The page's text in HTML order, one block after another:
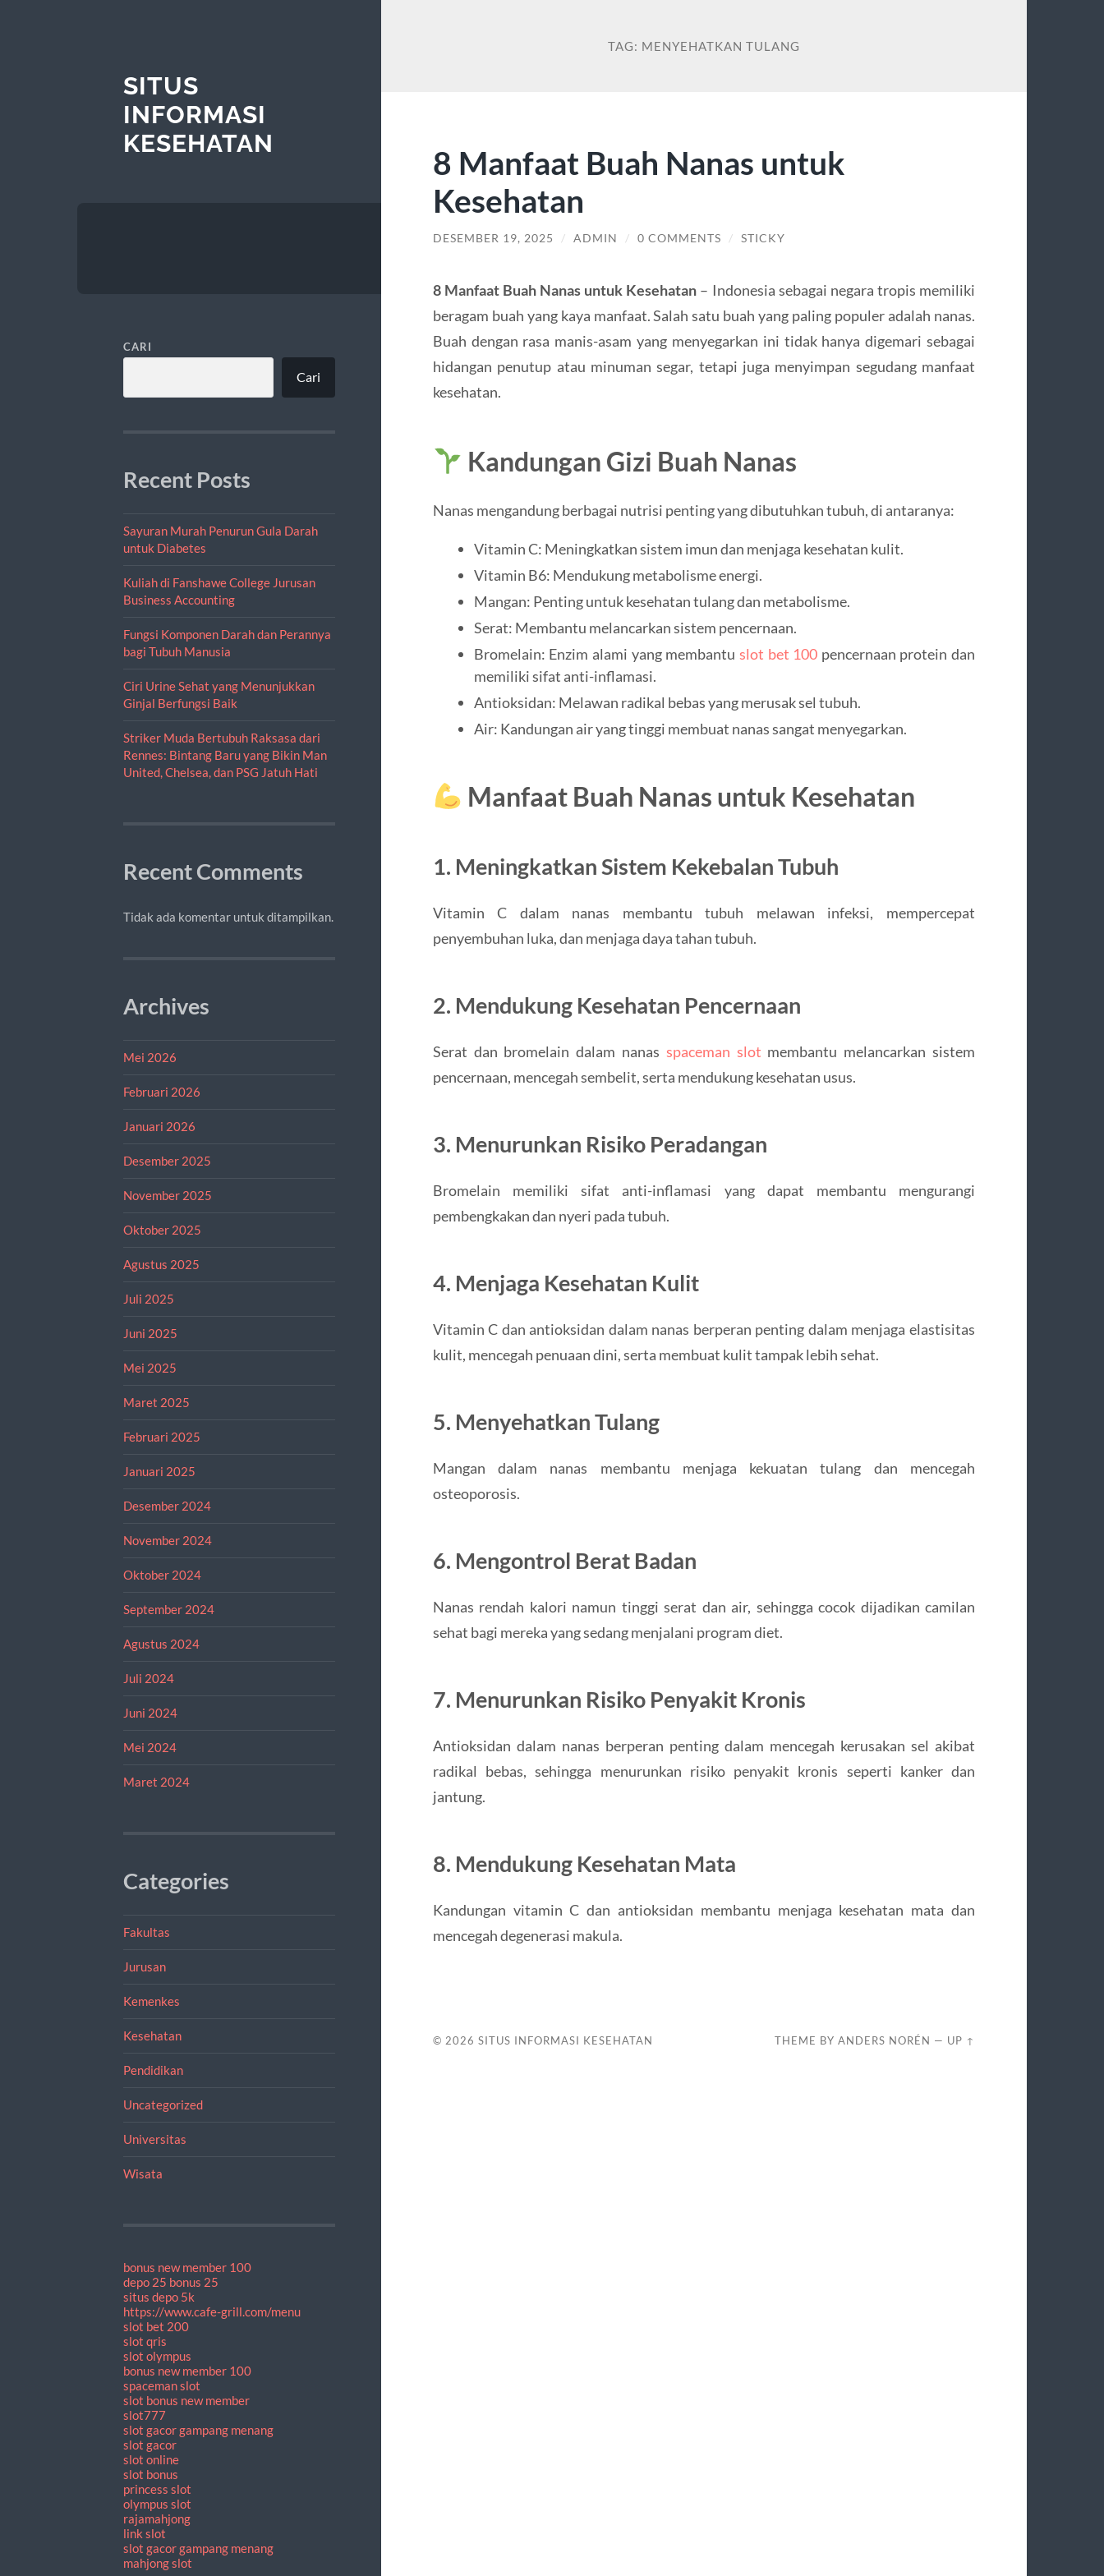
SITUS
INFORMASI
KESEHATAN
CARI
Cari
Recent Posts
Sayuran Murah Penurun Gula Darah
untuk Diabetes
Kuliah di Fanshawe College Jurusan
Business Accounting
Fungsi Komponen Darah dan Perannya
bagi Tubuh Manusia
Ciri Urine Sehat yang Menunjukkan
Ginjal Berfungsi Baik
Striker Muda Bertubuh Raksasa dari
Rennes: Bintang Baru yang Bikin Man
United, Chelsea, dan PSG Jatuh Hati
Recent Comments
Tidak ada komentar untuk ditampilkan.
Archives
Mei 2026
Februari 2026
Januari 2026
Desember 2025
November 2025
Oktober 2025
Agustus 2025
Juli 2025
Juni 2025
Mei 2025
Maret 2025
Februari 2025
Januari 2025
Desember 2024
November 2024
Oktober 2024
September 2024
Agustus 2024
Juli 2024
Juni 2024
Mei 2024
Maret 2024
Categories
Fakultas
Jurusan
Kemenkes
Kesehatan
Pendidikan
Uncategorized
Universitas
Wisata
bonus new member 100
depo 25 bonus 25
situs depo 5k
https://www.cafe-grill.com/menu
slot bet 200
slot qris
slot olympus
bonus new member 100
spaceman slot
slot bonus new member
slot777
slot gacor gampang menang
slot gacor
slot online
slot bonus
princess slot
olympus slot
rajamahjong
link slot
slot gacor gampang menang
mahjong slot
TAG: MENYEHATKAN TULANG
8 Manfaat Buah Nanas untuk
Kesehatan
DESEMBER 19, 2025 / ADMIN / 0 COMMENTS / STICKY
8 Manfaat Buah Nanas untuk Kesehatan – Indonesia sebagai negara tropis memiliki
beragam buah yang kaya manfaat. Salah satu buah yang paling populer adalah nanas.
Buah dengan rasa manis-asam yang menyegarkan ini tidak hanya digemari sebagai
hidangan penutup atau minuman segar, tetapi juga menyimpan segudang manfaat
kesehatan.
Kandungan Gizi Buah Nanas
Nanas mengandung berbagai nutrisi penting yang dibutuhkan tubuh, di antaranya:
Vitamin C: Meningkatkan sistem imun dan menjaga kesehatan kulit.
Vitamin B6: Mendukung metabolisme energi.
Mangan: Penting untuk kesehatan tulang dan metabolisme.
Serat: Membantu melancarkan sistem pencernaan.
Bromelain: Enzim alami yang membantu slot bet 100 pencernaan protein dan
memiliki sifat anti-inflamasi.
Antioksidan: Melawan radikal bebas yang merusak sel tubuh.
Air: Kandungan air yang tinggi membuat nanas sangat menyegarkan.
Manfaat Buah Nanas untuk Kesehatan
1. Meningkatkan Sistem Kekebalan Tubuh
Vitamin C dalam nanas membantu tubuh melawan infeksi, mempercepat
penyembuhan luka, dan menjaga daya tahan tubuh.
2. Mendukung Kesehatan Pencernaan
Serat dan bromelain dalam nanas spaceman slot membantu melancarkan sistem
pencernaan, mencegah sembelit, serta mendukung kesehatan usus.
3. Menurunkan Risiko Peradangan
Bromelain memiliki sifat anti-inflamasi yang dapat membantu mengurangi
pembengkakan dan nyeri pada tubuh.
4. Menjaga Kesehatan Kulit
Vitamin C dan antioksidan dalam nanas berperan penting dalam menjaga elastisitas
kulit, mencegah penuaan dini, serta membuat kulit tampak lebih sehat.
5. Menyehatkan Tulang
Mangan dalam nanas membantu menjaga kekuatan tulang dan mencegah
osteoporosis.
6. Mengontrol Berat Badan
Nanas rendah kalori namun tinggi serat dan air, sehingga cocok dijadikan camilan
sehat bagi mereka yang sedang menjalani program diet.
7. Menurunkan Risiko Penyakit Kronis
Antioksidan dalam nanas berperan penting dalam mencegah kerusakan sel akibat
radikal bebas, sehingga menurunkan risiko penyakit kronis seperti kanker dan
jantung.
8. Mendukung Kesehatan Mata
Kandungan vitamin C dan antioksidan membantu menjaga kesehatan mata dan
mencegah degenerasi makula.
© 2026 SITUS INFORMASI KESEHATAN THEME BYANDERS NORÉN — UP ↑